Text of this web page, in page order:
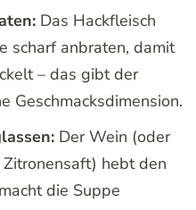
Das Hackfleisch
scharf anbraten, damit
– das gibt der
Geschmacksdimension.
Der Wein (oder
hebt den
die Suppe